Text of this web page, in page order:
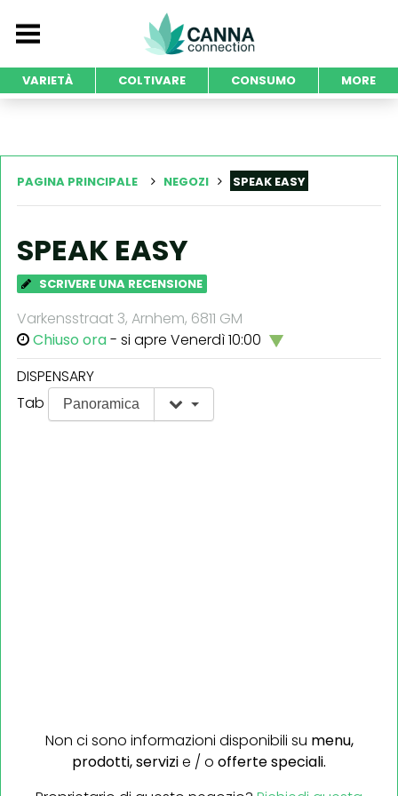
VARIETÀ COLTIVARE CONSUMO MORE
PAGINA PRINCIPALE NEGOZI SPEAK EASY
SPEAK EASY
SCRIVERE UNA RECENSIONE
Varkensstraat 3, Arnhem, 6811 GM
Chiuso ora- si apre Venerdì 10:00
DISPENSARY
Tab
Panoramica
Non ci sono informazioni disponibili su menu,
prodotti,servizie / o offerte speciali.